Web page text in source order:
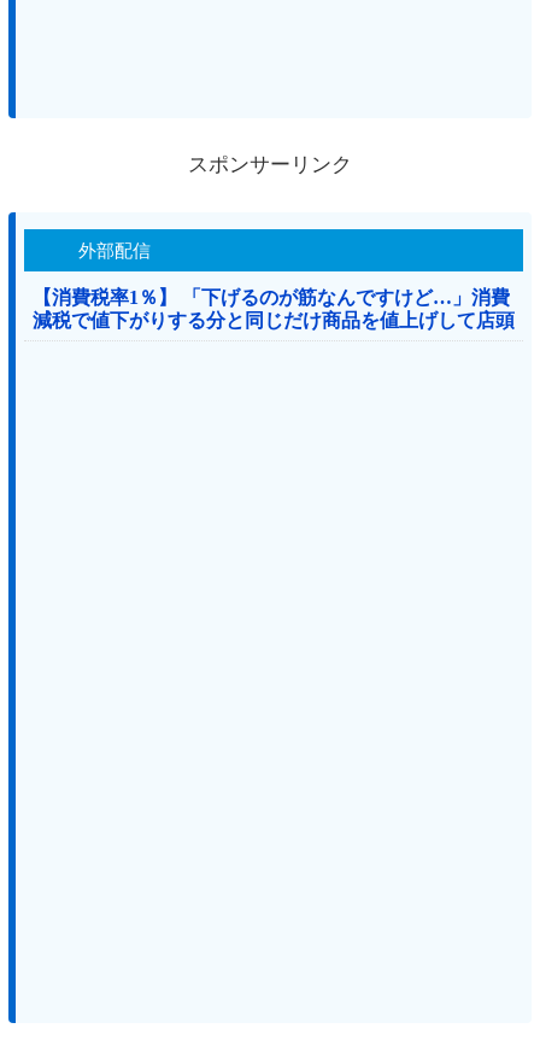
スポンサーリンク
外部配信
【消費税率1％】 「下げるのが筋なんですけど…」消費
減税で値下がりする分と同じだけ商品を値上げして店頭
価格を変えない店も